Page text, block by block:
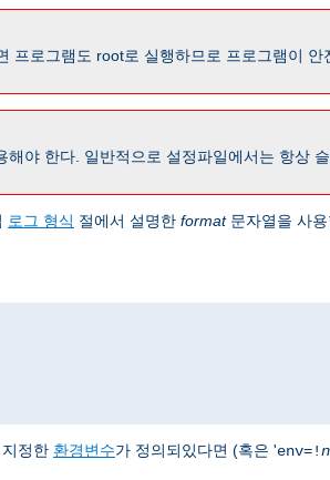
프로그램도 root로 실행하므로 프로그램이 안
야 한다. 일반적으로 설정파일에서는 항상
로그 형식 절에서 설명한 format문자열을 사용
정한 환경변수가 정의되있다면 (혹은 'env=!